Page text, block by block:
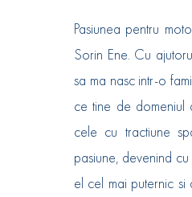
Pasiunea pentru
Sorin Ene. Cu
sa ma nasc intr-o
ce tine de domeniul
cele cu tractiune
pasiune, devenind
el cel mai puternic si